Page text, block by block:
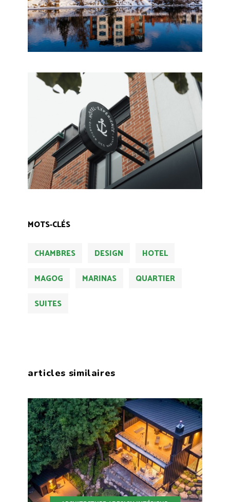
MOTS-CLÉS
CHAMBRES DESIGN
HOTEL
MAGOG
MARINAS
QUARTIER
SUITES
articles similaires